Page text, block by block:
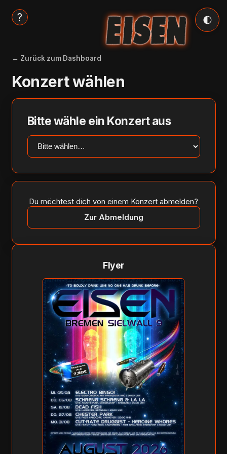
🌓
← Zurück zum Dashboard
Konzert wählen
Bitte wähle ein Konzert aus
Du möchtest dich von einem Konzert abmelden?
Zur Abmeldung
Flyer
?